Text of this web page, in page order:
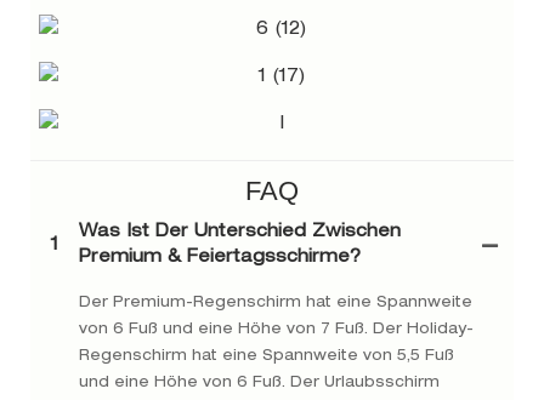
FAQ
1
Was Ist Der Unterschied Zwischen
Premium & Feiertagsschirme?
Der Premium-Regenschirm hat eine Spannweite
von 6 Fuß und eine Höhe von 7 Fuß. Der Holiday-
Regenschirm hat eine Spannweite von 5,5 Fuß
und eine Höhe von 6 Fuß. Der Urlaubsschirm